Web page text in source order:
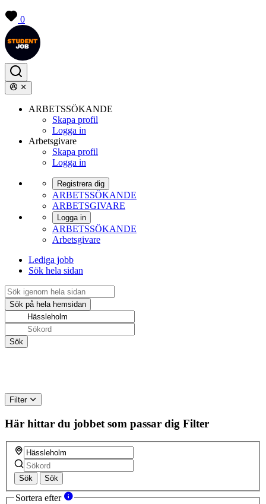
0
ARBETSSÖKANDE
Skapa profil
Logga in
Arbetsgivare
Skapa profil
Logga in
Registrera dig
ARBETSSÖKANDE
ARBETSGIVARE
Logga in
ARBETSSÖKANDE
Arbetsgivare
Lediga jobb
Sök hela sidan
Filter
Här hittar du jobbet som passar dig Filter
Sök Sök
Sortera efter